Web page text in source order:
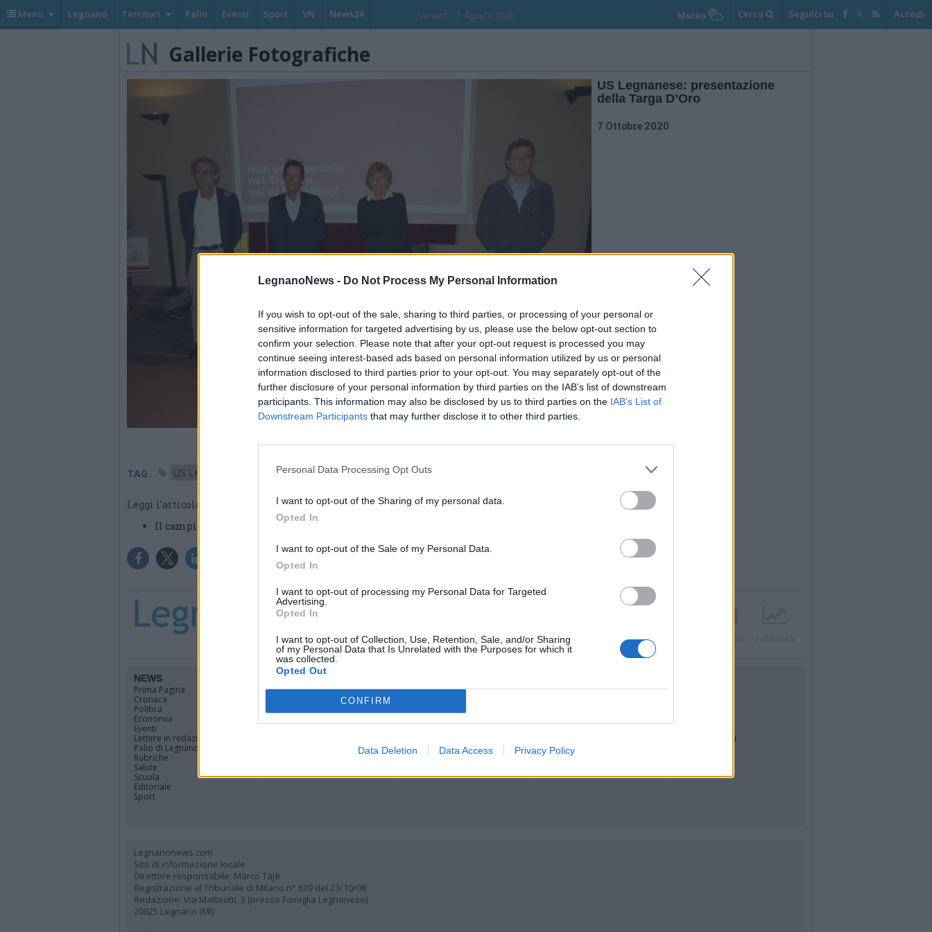
LegnanoNews - Do Not Process My Personal Information
If you wish to opt-out of the sale, sharing to third parties, or processing of your personal or
sensitive information for targeted advertising by us, please use the below opt-out section to
confirm your selection. Please note that after your opt-out request is processed you may
continue seeing interest-based ads based on personal information utilized by us or personal
information disclosed to third parties prior to your opt-out. You may separately opt-out of the
further disclosure of your personal information by third parties on the IAB’s list of downstream
participants. This information may also be disclosed by us to third parties on the IAB’s List of
Downstream Participants that may further disclose it to other third parties.
Personal Data Processing Opt Outs
I want to opt-out of the Sharing of my personal data.
Opted In
I want to opt-out of the Sale of my Personal Data.
Opted In
I want to opt-out of processing my Personal Data for Targeted
Advertising.
Opted In
I want to opt-out of Collection, Use, Retention, Sale, and/or Sharing
of my Personal Data that Is Unrelated with the Purposes for which it
was collected.
Opted Out
CONFIRM
Data Deletion Data Access Privacy Policy
Menù Legnano Territori Palio Eventi Sport VN News24 Venerdi , 7 Agosto 2026 Meteo Cerca Seguici su Accedi
Gallerie Fotografiche
1 di 8
TAG
US Legnanese
Leggi l'articolo:
Il campione regionale Allievi sarà celebrato con la Targa d’oro città di Legnano
US Legnanese: presentazione
della Targa D’Oro
7 Ottobre 2020
Registrati Redazione Invia notizia Feed RSS Facebook Twitter
NEWS
Prima Pagina
Cronaca
Politica
Economia
Eventi
Lettere in redazione
Palio di Legnano
Rubriche
Salute
Scuola
Editoriale
Sport
TERRITORI
Legnano
Gallerie Fotografiche
Foto dei lettori
Articoli più letti
Legnanonews.com
Sito di informazione locale
Direttore responsabile: Marco Tajè
Registrazione al Tribunale di Milano n° 639 del 23/10/08
Redazione: Via Matteotti, 3 (presso Famiglia Legnanese)
20025 Legnano (MI)